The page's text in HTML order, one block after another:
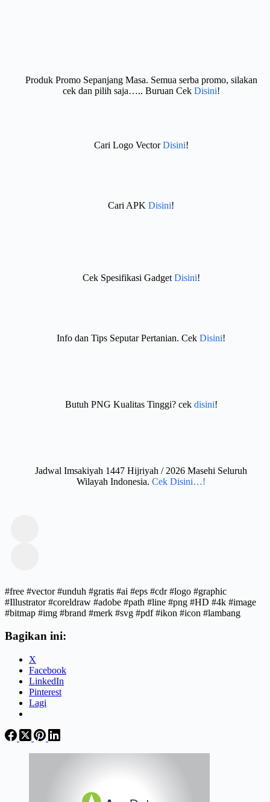
Produk Promo Sepanjang Masa. Semua serba promo, silakan
cek dan pilih saja….. Buruan Cek Disini!
Cari Logo VectorDisini!
Cari APK Disini!
Cek Spesifikasi Gadget Disini!
Info dan Tips Seputar Pertanian. Cek Disini!
Butuh PNG Kualitas Tinggi? cek disini!
Jadwal Imsakiyah 1447 Hijriyah / 2026 Masehi Seluruh
Wilayah Indonesia. Cek Disini…!
#free #vector #unduh #gratis #ai #eps #cdr #logo #graphic
#Illustrator #coreldraw #adobe #path #line #png #HD #4k #image
#bitmap #img #brand #merk #svg #pdf #ikon #icon #lambang
Bagikan ini:
X
Facebook
LinkedIn
Pinterest
Lagi